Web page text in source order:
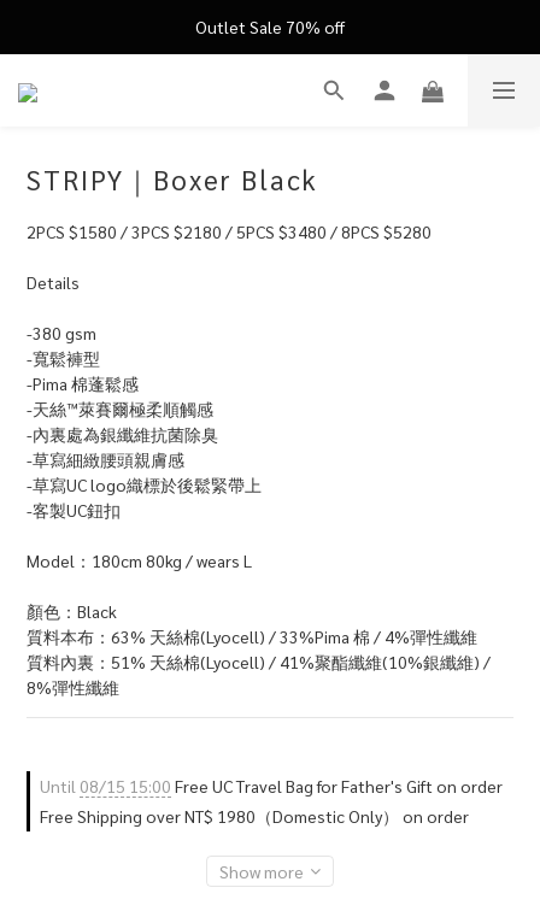
FATHER'S DAY ’26 ｜ 父親節限定盛典
Outlet Sale 70% off
FATHER'S DAY ’26 ｜ 父親節限定盛典
STRIPY｜Boxer Black
2PCS $1580 / 3PCS $2180 / 5PCS $3480 / 8PCS $5280
Details
-380 gsm
-寬鬆褲型
-Pima 棉蓬鬆感
-天絲™萊賽爾極柔順觸感
-內裏處為銀纖維抗菌除臭
-草寫細緻腰頭親膚感
-草寫UC logo織標於後鬆緊帶上
-客製UC鈕扣
Model：180cm 80kg / wears L
顏色：Black
質料本布：63% 天絲棉(Lyocell) / 33%Pima 棉 / 4%彈性纖維
質料內裏：51% 天絲棉(Lyocell) / 41%聚酯纖維(10%銀纖維) /
8%彈性纖維
Until 08/15 15:00 Free UC Travel Bag for Father's Gift on order
Free Shipping over NT$ 1980（Domestic Only） on order
Show more